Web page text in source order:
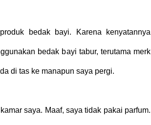
bedak bayi. Karena kenyatannya
bedak bayi tabur, terutama merk
di tas ke manapun saya pergi.
saya. Maaf, saya tidak pakai parfum.